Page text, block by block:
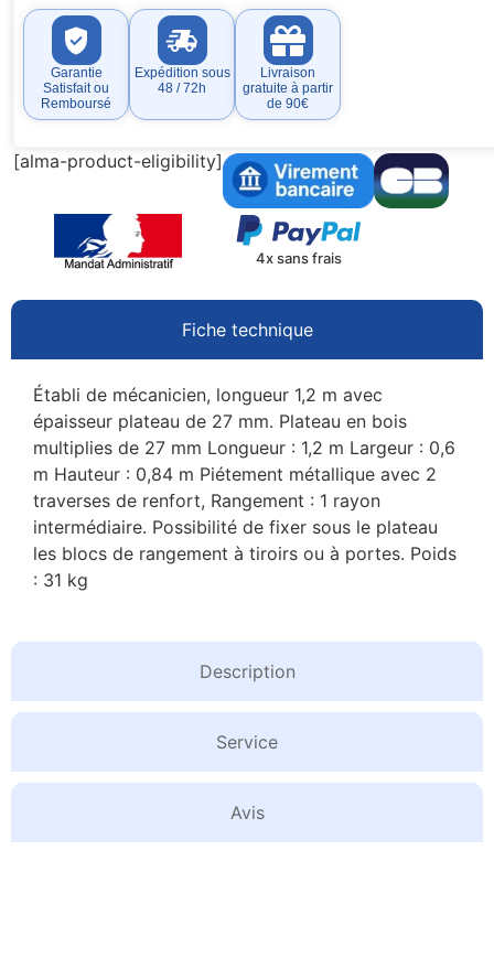
Garantie
Satisfait ou
Remboursé
Expédition sous
48 / 72h
Livraison
gratuite à partir
de 90€
[alma-product-eligibility]
4x sans frais
Fiche technique
Description
Service
Avis
Établi de mécanicien, longueur 1,2 m avec
épaisseur plateau de 27 mm. Plateau en bois
multiplies de 27 mm Longueur : 1,2 m Largeur : 0,6
m Hauteur : 0,84 m Piétement métallique avec 2
traverses de renfort, Rangement : 1 rayon
intermédiaire. Possibilité de fixer sous le plateau
les blocs de rangement à tiroirs ou à portes. Poids
: 31 kg